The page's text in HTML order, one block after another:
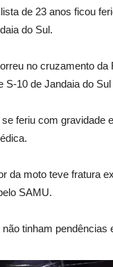
de 23 anos ficou
do Sul.
no cruzamento
S-10 de Jandaia do
feriu com gravidade
da moto teve fratura
SAMU.
tinham pendências